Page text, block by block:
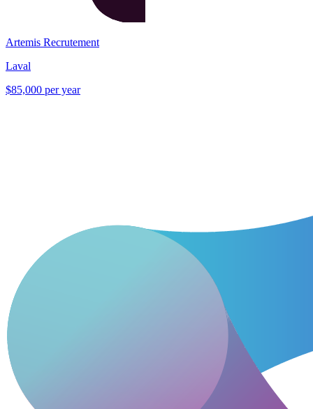
Artemis Recrutement
Laval
$85,000 per year